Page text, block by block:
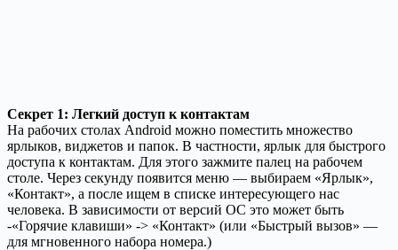
Секрет 1: Легкий доступ к контактам
На рабочих столах Android можно поместить множество
ярлыков, виджетов и папок. В частности, ярлык для быстрого
доступа к контактам. Для этого зажмите палец на рабочем
столе. Через секунду появится меню — выбираем «Ярлык»,
«Контакт», а после ищем в списке интересующего нас
человека. В зависимости от версий ОС это может быть
-«Горячие клавиши» -> «Контакт» (или «Быстрый вызов» —
для мгновенного набора номера.)